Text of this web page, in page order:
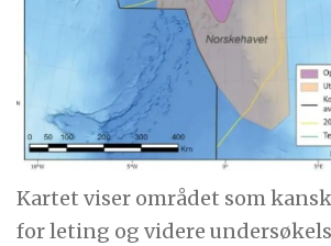
Kartet viser området som
for leting og videre